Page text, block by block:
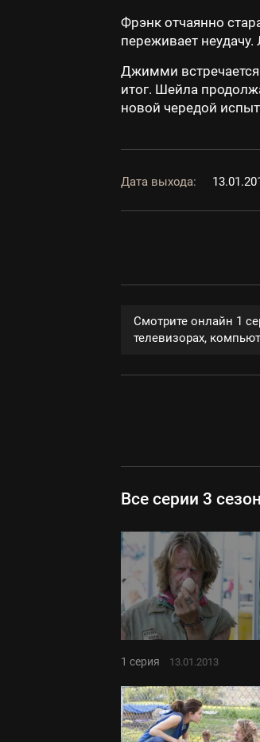
Фрэнк отчаянно
переживает
Джимми
итог. Шейла
новой чередой
Дата выхода:
Смотрите онлайн 1
телевизорах,
Все серии 3
1 серия 13.01.2013